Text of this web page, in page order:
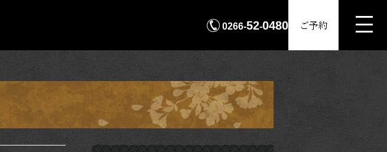
0266-52-0480 ご予約